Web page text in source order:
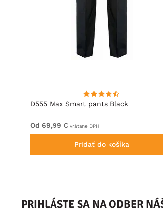
D555 Max Smart pants Black
Od 69,99 € vrátane DPH
Pridať do košíka
PRIHLÁSTE SA NA ODBER